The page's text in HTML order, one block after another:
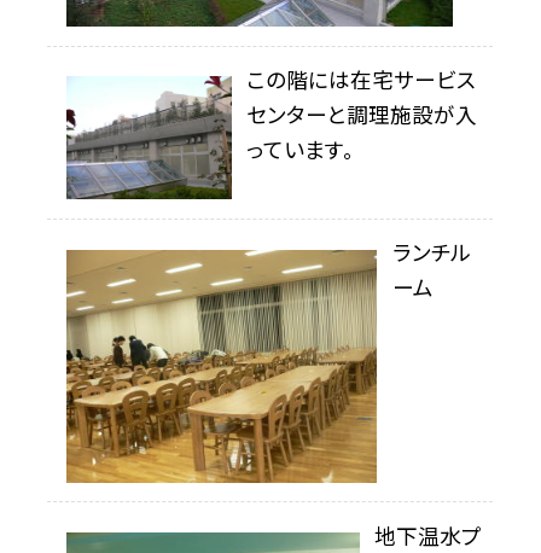
この階には在宅サービス
センターと調理施設が入
っています。
ランチル
ーム
地下温水プ